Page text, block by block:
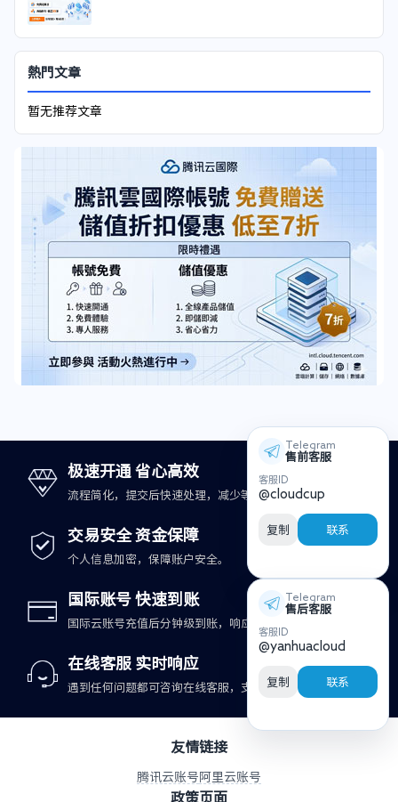
熱門文章
暂无推荐文章
极速开通 省心高效
流程简化，提交后快速处理，减少等待时间。
交易安全 资金保障
个人信息加密，保障账户安全。
国际账号 快速到账
国际云账号充值后分钟级到账，响应更及时。
在线客服 实时响应
遇到任何问题都可咨询在线客服，支持快速处理。
友情链接
腾讯云账号 阿里云账号
政策页面
Telegram
售前客服
客服ID
@cloudcup
复制 联系
Telegram
售后客服
客服ID
@yanhuacloud
复制 联系